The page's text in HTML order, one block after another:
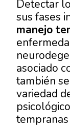
Detectar
sus fases
manejo
asociado
también
variedad